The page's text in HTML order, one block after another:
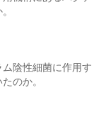
陰性細菌に作用す
のか。